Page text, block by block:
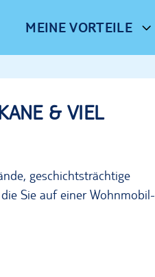
MEINE VORTEILE
& VIEL
geschichtsträchtige
Sie auf einerWohnmobil-